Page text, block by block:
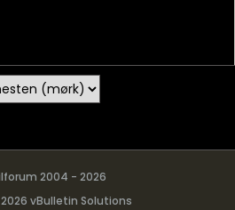
2004 - 2026
2026 vBulletin Solutions